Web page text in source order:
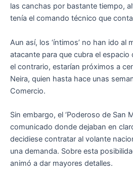
las canchas por bastante tiempo,
tenía el comando técnico que
Aun así, los ‘íntimos’ no han ido al
atacante para que cubra el espacio
el contrario, estarían próximos a
Neira, quien hasta hace unas
Comercio.
Sin embargo, el ‘Poderoso de San
comunicado donde dejaban en
decidiese contratar al volante
una demanda. Sobre esta
animó a dar mayores detalles.